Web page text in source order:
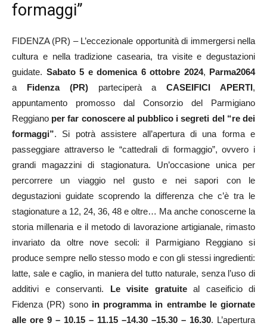
formaggi”
FIDENZA (PR) – L’eccezionale opportunità di immergersi nella
cultura e nella tradizione casearia, tra visite e degustazioni
guidate. Sabato 5 e domenica 6 ottobre 2024, Parma2064
a Fidenza (PR)parteciperà aCASEIFICI APERTI,
appuntamento promosso dal Consorzio del Parmigiano
Reggiano per far conoscere al pubblico i segreti del “re dei
formaggi”. Si potrà assistere all’apertura di una forma e
passeggiare attraverso le “cattedrali di formaggio”, ovvero i
grandi magazzini di stagionatura. Un’occasione unica per
percorrere un viaggio nel gusto e nei sapori con le
degustazioni guidate scoprendo la differenza che c’è tra le
stagionature a 12, 24, 36, 48 e oltre… Ma anche conoscerne la
storia millenaria e il metodo di lavorazione artigianale, rimasto
invariato da oltre nove secoli: il Parmigiano Reggiano si
produce sempre nello stesso modo e con gli stessi ingredienti:
latte, sale e caglio, in maniera del tutto naturale, senza l’uso di
additivi e conservanti. Le visite gratuite al caseificio di
Fidenza (PR) sono in programma in entrambe le giornate
alle ore 9 – 10.15 – 11.15 –14.30 –15.30 – 16.30. L’apertura